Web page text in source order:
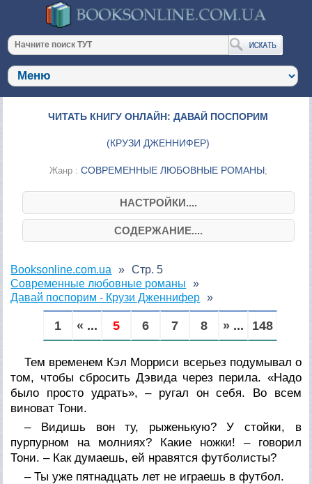
ЧИТАТЬ КНИГУ ОНЛАЙН: ДАВАЙ ПОСПОРИМ
(КРУЗИ ДЖЕННИФЕР)
Жанр : СОВРЕМЕННЫЕ ЛЮБОВНЫЕ РОМАНЫ;
НАСТРОЙКИ....
СОДЕРЖАНИЕ....
Booksonline.com.ua
Современные любовные романы
Давай поспорим - Крузи Дженнифер
Стр. 5
1 « ... 5 6 7 8 » ... 148
Тем временем Кэл Морриси всерьез подумывал о
том, чтобы сбросить Дэвида через перила. «Надо
было просто удрать», – ругал он себя. Во всем
виноват Тони.
– Видишь вон ту, рыженькую? У стойки, в
пурпурном на молниях? Какие ножки! – говорил
Тони. – Как думаешь, ей нравятся футболисты?
– Ты уже пятнадцать лет не играешь в футбол.